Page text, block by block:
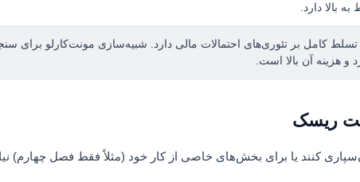
بالا دارد.
تسلط کامل بر تئوری‌های احتمالات مالی دارد. شبیه‌سازی مونت‌کارلو برای
و هزینه آن بالا است.
ریسک
کنند یا برای بخش‌های خاصی از کار خود (مثلاً فقط فصل چهارم)